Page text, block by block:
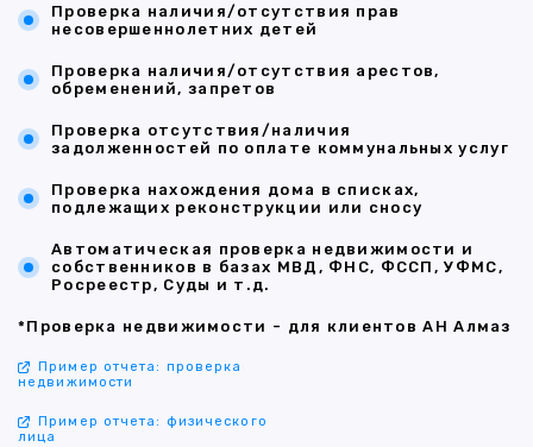
Проверка наличия/отсутствия прав
несовершеннолетних детей
Проверка наличия/отсутствия арестов,
обременений, запретов
Проверка отсутствия/наличия
задолженностей по оплате коммунальных услуг
Проверка нахождения дома в списках,
подлежащих реконструкции или сносу
Автоматическая проверка недвижимости и
собственников в базах МВД, ФНС, ФССП, УФМС,
Росреестр, Суды и т.д.
*Проверка недвижимости - для клиентов АН Алмаз
Пример отчета: проверка
недвижимости
Пример отчета: физического
лица